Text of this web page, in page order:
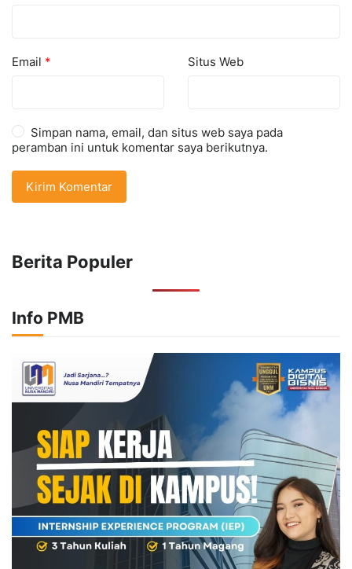
Email * Situs Web
Simpan nama, email, dan situs web saya pada
peramban ini untuk komentar saya berikutnya.
Berita Populer
Info PMB